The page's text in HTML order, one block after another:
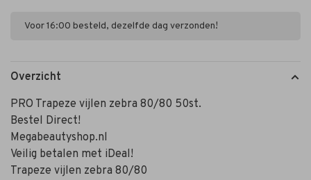
Voor 16:00 besteld, dezelfde dag verzonden!
Overzicht
PRO Trapeze vijlen zebra 80/80 50st.
Bestel Direct!
Megabeautyshop.nl
Veilig betalen met iDeal!
Trapeze vijlen zebra 80/80